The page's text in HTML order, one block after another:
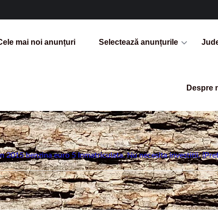
mai noi anunțuri Selectează anunțurile
Despre
2015 benzina euro 5 Inmatriculata. Nu necesita investitii.